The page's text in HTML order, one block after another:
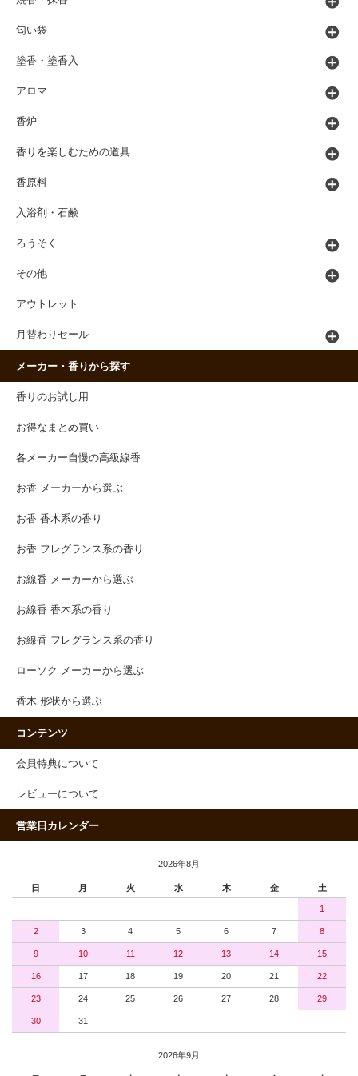
匂い袋
塗香・塗香入
アロマ
香炉
香りを楽しむための道具
香原料
入浴剤・石鹸
ろうそく
その他
アウトレット
月替わりセール
メーカー・香りから探す
香りのお試し用
お得なまとめ買い
各メーカー自慢の高級線香
お香 メーカーから選ぶ
お香 香木系の香り
お香 フレグランス系の香り
お線香 メーカーから選ぶ
お線香 香木系の香り
お線香 フレグランス系の香り
ローソク メーカーから選ぶ
香木 形状から選ぶ
コンテンツ
会員特典について
レビューについて
営業日カレンダー
2026年8月
日 月 火 水 木 金 土
1
2 3 4 5 6 7 8
9 10 11 12 13 14 15
16 17 18 19 20 21 22
23 24 25 26 27 28 29
30 31
2026年9月